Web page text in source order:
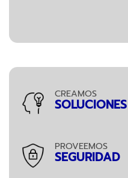
CREAMOS
SOLUCIONES
PROVEEMOS
SEGURIDAD